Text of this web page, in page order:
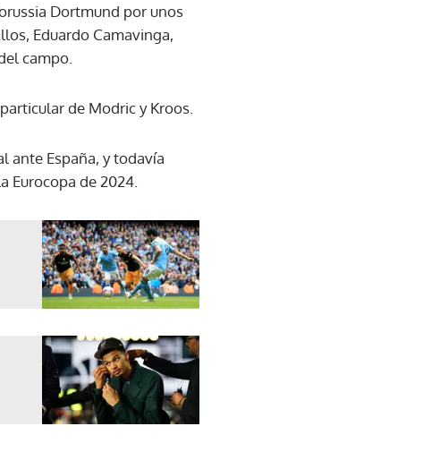
Dortmund por unos
Eduardo Camavinga,
campo.
de Modric y Kroos.
ante España, y todavía
Eurocopa de 2024.